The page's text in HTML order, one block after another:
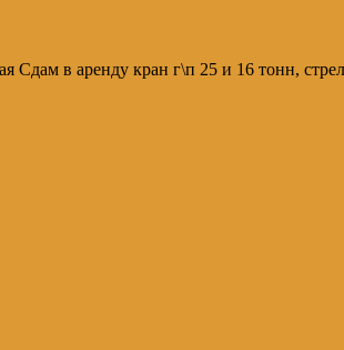
Сдам в аренду кран г\п 25 и 16 тонн,